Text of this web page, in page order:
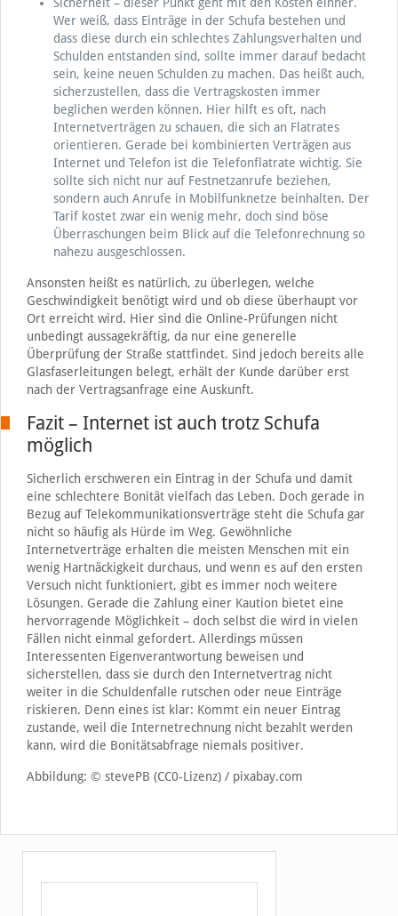
Sicherheit – dieser Punkt geht mit den Kosten einher.
Wer weiß, dass Einträge in der Schufa bestehen und
dass diese durch ein schlechtes Zahlungsverhalten und
Schulden entstanden sind, sollte immer darauf bedacht
sein, keine neuen Schulden zu machen. Das heißt auch,
sicherzustellen, dass die Vertragskosten immer
beglichen werden können. Hier hilft es oft, nach
Internetverträgen zu schauen, die sich an Flatrates
orientieren. Gerade bei kombinierten Verträgen aus
Internet und Telefon ist die Telefonflatrate wichtig. Sie
sollte sich nicht nur auf Festnetzanrufe beziehen,
sondern auch Anrufe in Mobilfunknetze beinhalten. Der
Tarif kostet zwar ein wenig mehr, doch sind böse
Überraschungen beim Blick auf die Telefonrechnung so
nahezu ausgeschlossen.
Ansonsten heißt es natürlich, zu überlegen, welche
Geschwindigkeit benötigt wird und ob diese überhaupt vor
Ort erreicht wird. Hier sind die Online-Prüfungen nicht
unbedingt aussagekräftig, da nur eine generelle
Überprüfung der Straße stattfindet. Sind jedoch bereits alle
Glasfaserleitungen belegt, erhält der Kunde darüber erst
nach der Vertragsanfrage eine Auskunft.
Fazit – Internet ist auch trotz Schufa
möglich
Sicherlich erschweren ein Eintrag in der Schufa und damit
eine schlechtere Bonität vielfach das Leben. Doch gerade in
Bezug auf Telekommunikationsverträge steht die Schufa gar
nicht so häufig als Hürde im Weg. Gewöhnliche
Internetverträge erhalten die meisten Menschen mit ein
wenig Hartnäckigkeit durchaus, und wenn es auf den ersten
Versuch nicht funktioniert, gibt es immer noch weitere
Lösungen. Gerade die Zahlung einer Kaution bietet eine
hervorragende Möglichkeit – doch selbst die wird in vielen
Fällen nicht einmal gefordert. Allerdings müssen
Interessenten Eigenverantwortung beweisen und
sicherstellen, dass sie durch den Internetvertrag nicht
weiter in die Schuldenfalle rutschen oder neue Einträge
riskieren. Denn eines ist klar: Kommt ein neuer Eintrag
zustande, weil die Internetrechnung nicht bezahlt werden
kann, wird die Bonitätsabfrage niemals positiver.
Abbildung: © stevePB (CC0-Lizenz) / pixabay.com